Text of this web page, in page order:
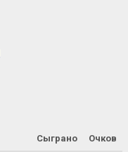
Сыграно Очков